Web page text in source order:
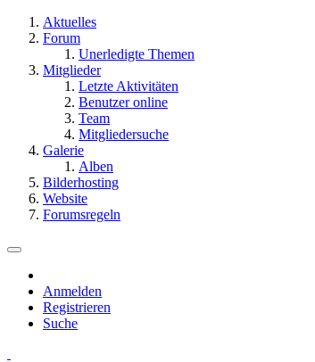
Aktuelles
Forum
Unerledigte Themen
Mitglieder
Letzte Aktivitäten
Benutzer online
Team
Mitgliedersuche
Galerie
Alben
Bilderhosting
Website
Forumsregeln
Anmelden
Registrieren
Suche